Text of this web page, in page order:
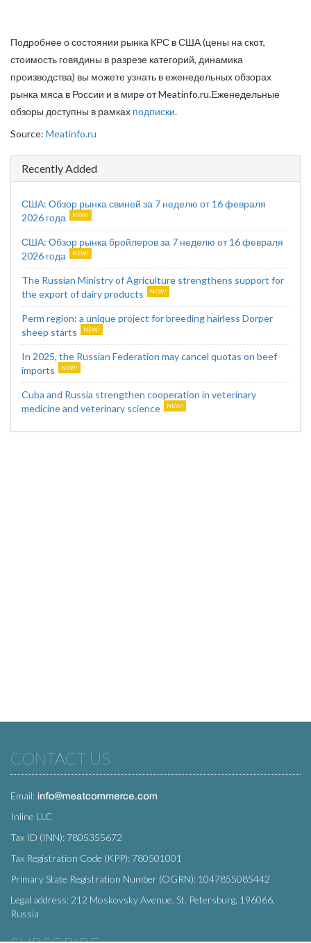
Подробнее о состоянии рынка КРС в США (цены на скот,
стоимость говядины в разрезе категорий, динамика
производства) вы можете узнать в еженедельных обзорах
рынка мяса в России и в мире от Meatinfo.ru.Еженедельные
обзоры доступны в рамках подписки.
Source: Meatinfo.ru
Recently Added
США: Обзор рынка свиней за 7 неделю от 16 февраля
2026 года
США: Обзор рынка бройлеров за 7 неделю от 16 февраля
2026 года
The Russian Ministry of Agriculture strengthens support for
the export of dairy products
Perm region: a unique project for breeding hairless Dorper
sheep starts
In 2025, the Russian Federation may cancel quotas on beef
imports
Cuba and Russia strengthen cooperation in veterinary
medicine and veterinary science
CONTACT US
Email:
Inline LLC
Tax ID (INN): 7805355672
Tax Registration Code (KPP): 780501001
Primary State Registration Number (OGRN): 1047855085442
Legal address: 212 Moskovsky Avenue, St. Petersburg, 196066,
Russia